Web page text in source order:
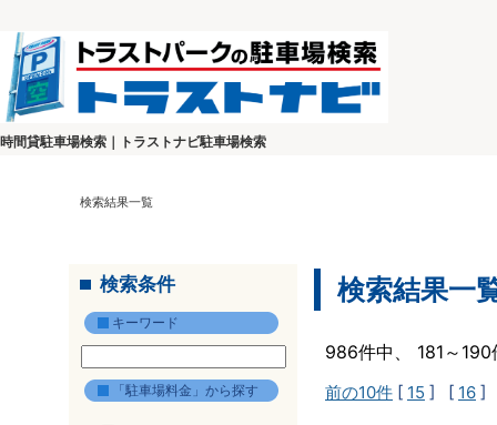
時間貸駐車場検索｜トラストナビ駐車場検索
検索結果一覧
検索条件
キーワード
「駐車場料金」から探す
検索結果一
986件中、 181～
前の10件 [ 15 ] [ 16 ]